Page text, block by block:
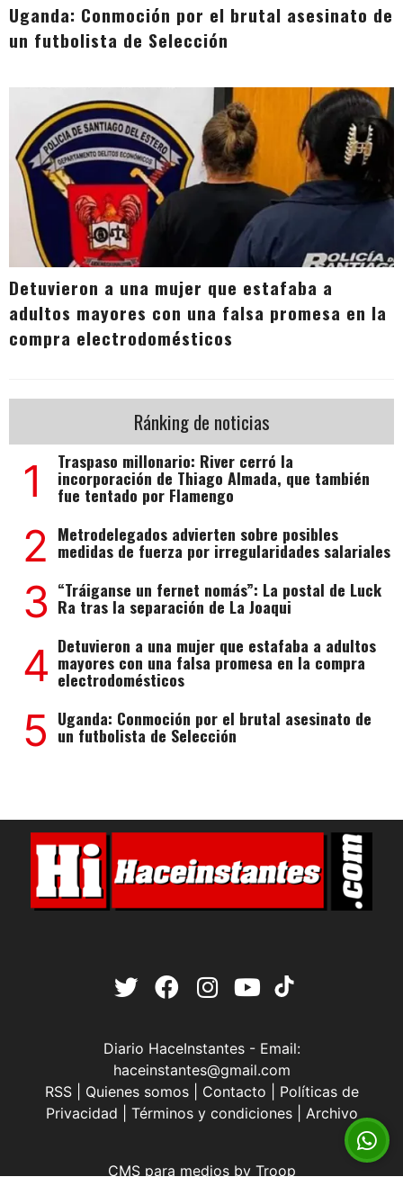
Uganda: Conmoción por el brutal asesinato de
un futbolista de Selección
Detuvieron a una mujer que estafaba a
adultos mayores con una falsa promesa en la
compra electrodomésticos
Ránking de noticias
1 Traspaso millonario: River cerró la
incorporación de Thiago Almada, que también
fue tentado por Flamengo
2 Metrodelegados advierten sobre posibles
medidas de fuerza por irregularidades salariales
3 “Tráiganse un fernet nomás”: La postal de Luck
Ra tras la separación de La Joaqui
4 Detuvieron a una mujer que estafaba a adultos
mayores con una falsa promesa en la compra
electrodomésticos
5 Uganda: Conmoción por el brutal asesinato de
un futbolista de Selección
Diario HaceInstantes - Email:
haceinstantes@gmail.com
RSS| Quienes somos| Contacto
Políticas de
Privacidad
Términos y condiciones| Archivo
CMS para mediosby Troop